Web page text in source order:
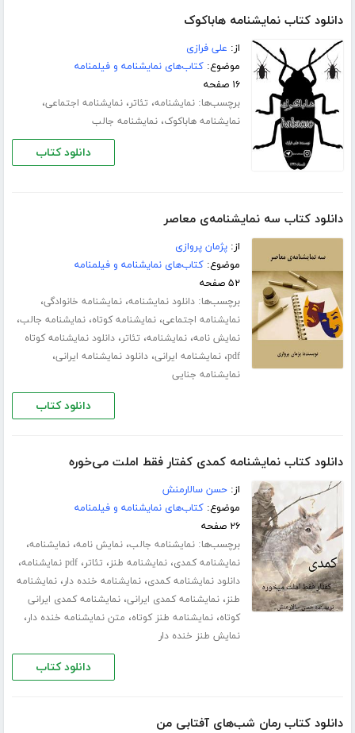
دانلود کتاب نمایشنامه هاباکوک
از: علی فرازی
موضوع:کتاب‌های نمایشنامه و فیلمنامه
۱۶ صفحه
برچسب‌ها:نمایشنامه، تئاتر،نمایشنامه اجتماعی،
نمایشنامه هاباکوک،نمایشنامه جالب
دانلود کتاب
دانلود کتاب سه نمایشنامه‌ی معاصر
از:پژمان پروازی
موضوع:کتاب‌های نمایشنامه و فیلمنامه
۵۲ صفحه
برچسب‌ها:دانلود نمایشنامه،نمایشنامه خانوادگی،
نمایشنامه اجتماعی،نمایشنامه کوتاه،نمایشنامه جالب،
نمایش نامه،نمایشنامه، تئاتر،دانلود نمایشنامه کوتاه
pdf،نمایشنامه ایرانی،دانلود نمایشنامه ایرانی،
نمایشنامه جنایی
دانلود کتاب
دانلود کتاب نمایشنامه کمدی کفتار فقط املت می‌خوره
از:حسن سالارمنش
موضوع:کتاب‌های نمایشنامه و فیلمنامه
۲۶ صفحه
برچسب‌ها:نمایشنامه جالب،نمایش نامه،نمایشنامه،
نمایشنامه کمدی،نمایشنامه طنز، تئاتر،pdf نمایشنامه ،
دانلود نمایشنامه کمدی،نمایشنامه خنده دار،نمایشنامه
طنز،نمایشنامه کمدی ایرانی،نمایشنامه کمدی ایرانی
کوتاه،نمایشنامه طنز کوتاه، متن نمایشنامه خنده دار،
نمایش طنز خنده دار
دانلود کتاب
دانلود کتاب رمان شب‌های آفتابی من